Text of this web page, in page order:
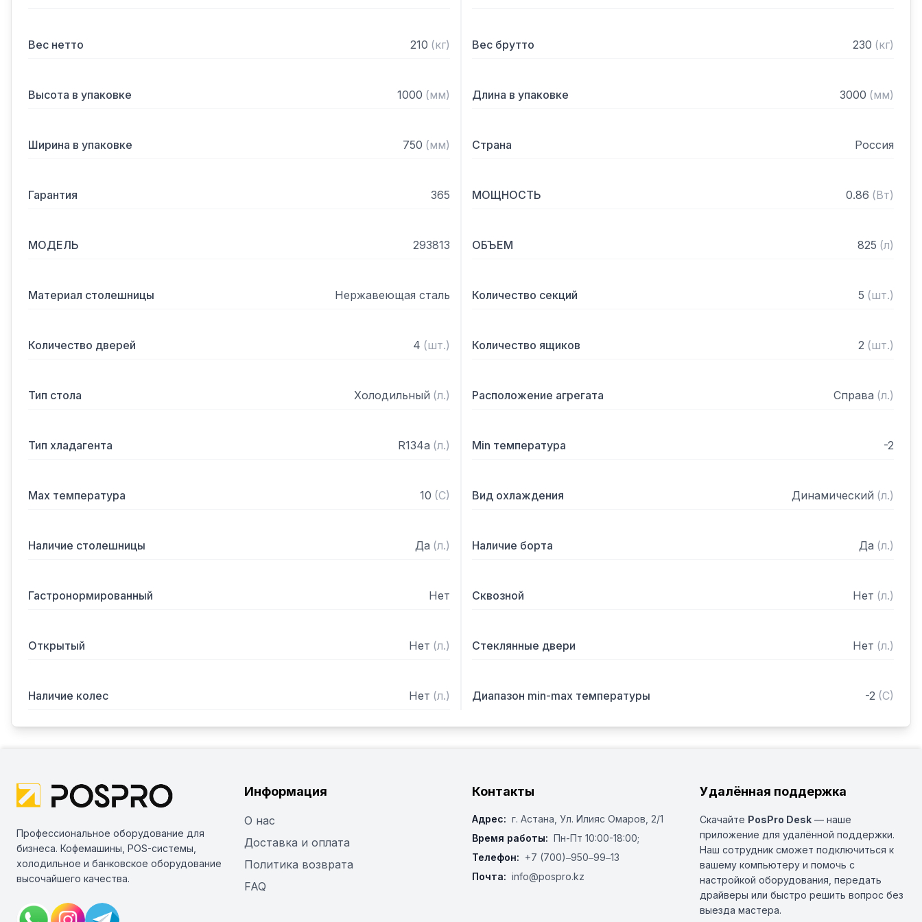
— Панель управления: электронная
— Толщина столешницы: 50 мм
Регулируемые по высоте ножки, автоматические доводчики дверей с
Вес нетто 210 (кг) Вес брутто 230 (кг)
Высота в упаковке 1000 (мм) Длина в упаковке 3000 (мм)
Ширина в упаковке 750 (мм) Страна Россия
Гарантия 365 МОЩНОСТЬ 0.86 (Вт)
МОДЕЛЬ 293813 ОБЪЕМ 825 (л)
Материал столешницы Нержавеющая сталь Количество секций 5 (шт.)
Количество дверей 4 (шт.) Количество ящиков 2 (шт.)
Тип стола Холодильный (л.) Расположение агрегата Справа (л.)
Тип хладагента R134a (л.) Min температура -2
Max температура 10 (C) Вид охлаждения Динамический (л.)
Наличие столешницы Да (л.) Наличие борта Да (л.)
Гастронормированный Нет Сквозной Нет (л.)
Открытый Нет (л.) Стеклянные двери Нет (л.)
Наличие колес Нет (л.) Диапазон min-max температуры -2 (C)
Профессиональное оборудование для
бизнеса. Кофемашины, POS-системы,
холодильное и банковское оборудование
высочайшего качества.
Информация
О нас
Доставка и оплата
Политика возврата
FAQ
Контакты
Адрес: г. Астана, ​Ул. Илияс Омаров, 2/1
Время работы: Пн-Пт 10:00-18:00;
Телефон: +7 (700)‒950‒99‒13
Почта: info@pospro.kz
Удалённая поддержка
Скачайте PosPro Desk — наше
приложение для удалённой поддержки.
Наш сотрудник сможет подключиться к
вашему компьютеру и помочь с
настройкой оборудования, передать
драйверы или быстро решить вопрос без
выезда мастера.